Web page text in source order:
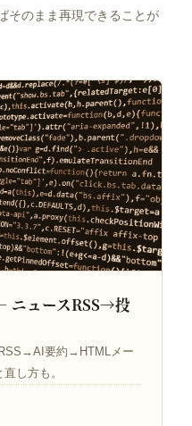
そのまま再現できることが
ニュースRSS→投
要約→HTMLメー
し方も。